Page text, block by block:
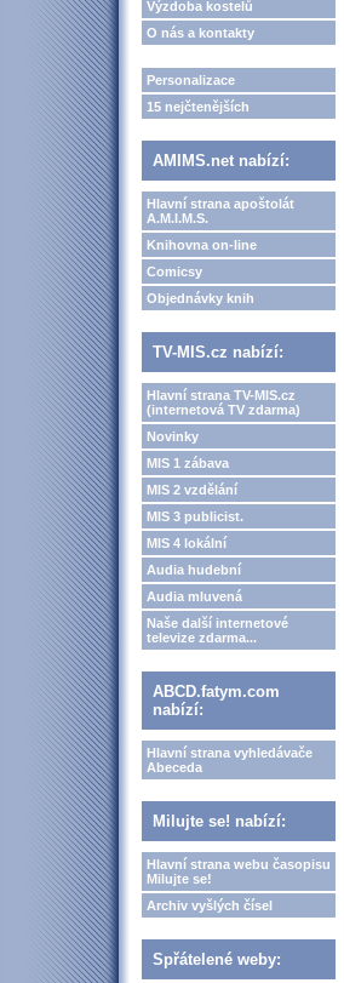
Výzdoba kostelů
O nás a kontakty
Personalizace
15 nejčtenějších
AMIMS.net nabízí:
Hlavní strana apoštolát
A.M.I.M.S.
Knihovna on-line
Comicsy
Objednávky knih
TV-MIS.cz nabízí:
Hlavní strana TV-MIS.cz
(internetová TV zdarma)
Novinky
MIS 1 zábava
MIS 2 vzdělání
MIS 3 publicist.
MIS 4 lokální
Audia hudební
Audia mluvená
Naše další internetové
televize zdarma...
ABCD.fatym.com
nabízí:
Hlavní strana vyhledávače
Abeceda
Milujte se! nabízí:
Hlavní strana webu časopisu
Milujte se!
Archiv vyšlých čísel
Spřátelené weby: